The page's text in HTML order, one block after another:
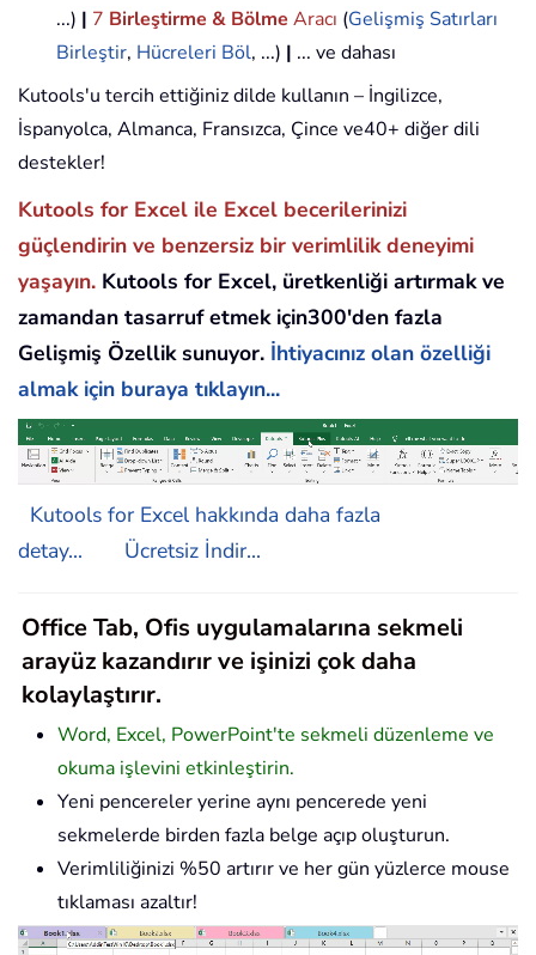
...) | 7 Birleştirme & Bölme Aracı (Gelişmiş Satırları
Birleştir, Hücreleri Böl, ...) | ... ve dahası
Kutools'u tercih ettiğiniz dilde kullanın – İngilizce,
İspanyolca, Almanca, Fransızca, Çince ve40+ diğer dili
destekler!
Kutools for Excel ile Excel becerilerinizi
güçlendirin ve benzersiz bir verimlilik deneyimi
yaşayın. Kutools for Excel, üretkenliği artırmak ve
zamandan tasarruf etmek için300'den fazla
Gelişmiş Özellik sunuyor. İhtiyacınız olan özelliği
almak için buraya tıklayın...
Kutools for Excel hakkında daha fazla
detay...
Ücretsiz İndir...
Office Tab, Ofis uygulamalarına sekmeli
arayüz kazandırır ve işinizi çok daha
kolaylaştırır.
Word, Excel, PowerPoint'te sekmeli düzenleme ve
okuma işlevini etkinleştirin.
Yeni pencereler yerine aynı pencerede yeni
sekmelerde birden fazla belge açıp oluşturun.
Verimliliğinizi %50 artırır ve her gün yüzlerce mouse
tıklaması azaltır!